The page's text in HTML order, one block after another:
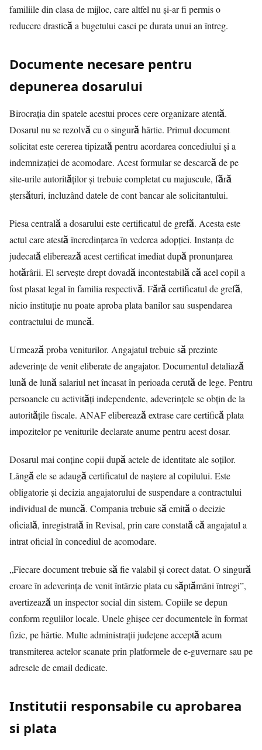
familiile din clasa de mijloc, care altfel nu și-ar fi permis o
reducere drastică a bugetului casei pe durata unui an întreg.
Documente necesare pentru
depunerea dosarului
Birocrația din spatele acestui proces cere organizare atentă.
Dosarul nu se rezolvă cu o singură hârtie. Primul document
solicitat este cererea tipizată pentru acordarea concediului și a
indemnizației de acomodare. Acest formular se descarcă de pe
site-urile autorităților și trebuie completat cu majuscule, fără
ștersături, incluzând datele de cont bancar ale solicitantului.
Piesa centrală a dosarului este certificatul de grefă. Acesta este
actul care atestă încredințarea în vederea adopției. Instanța de
judecată eliberează acest certificat imediat după pronunțarea
hotărârii. El servește drept dovadă incontestabilă că acel copil a
fost plasat legal în familia respectivă. Fără certificatul de grefă,
nicio instituție nu poate aproba plata banilor sau suspendarea
contractului de muncă.
Urmează proba veniturilor. Angajatul trebuie să prezinte
adeverințe de venit eliberate de angajator. Documentul detaliază
lună de lună salariul net încasat în perioada cerută de lege. Pentru
persoanele cu activități independente, adeverințele se obțin de la
autoritățile fiscale. ANAF eliberează extrase care certifică plata
impozitelor pe veniturile declarate anume pentru acest dosar.
Dosarul mai conține copii după actele de identitate ale soților.
Lângă ele se adaugă certificatul de naștere al copilului. Este
obligatorie și decizia angajatorului de suspendare a contractului
individual de muncă. Compania trebuie să emită o decizie
oficială, înregistrată în Revisal, prin care constată că angajatul a
intrat oficial în concediul de acomodare.
„Fiecare document trebuie să fie valabil și corect datat. O singură
eroare în adeverința de venit întârzie plata cu săptămâni întregi”,
avertizează un inspector social din sistem. Copiile se depun
conform regulilor locale. Unele ghișee cer documentele în format
fizic, pe hârtie. Multe administrații județene acceptă acum
transmiterea actelor scanate prin platformele de e-guvernare sau pe
adresele de email dedicate.
Institutii responsabile cu aprobarea
si plata